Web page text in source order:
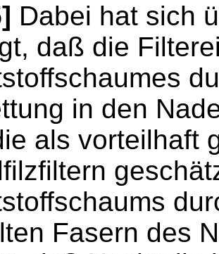
Dabei hat sich
daß die
in den
als vorteilhaft
Fasern des